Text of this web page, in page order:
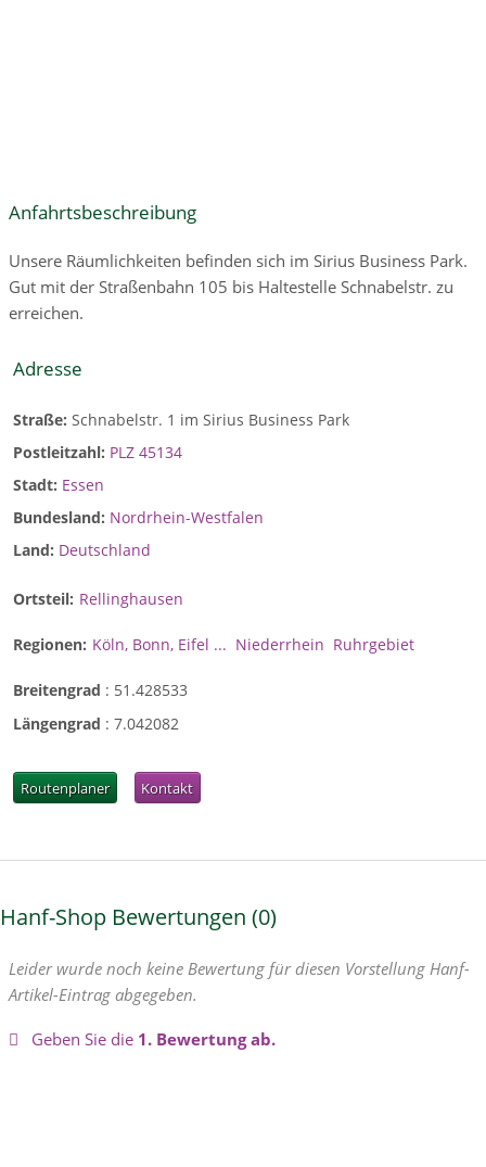
Anfahrtsbeschreibung
Unsere Räumlichkeiten befinden sich im Sirius Business Park.
Gut mit der Straßenbahn 105 bis Haltestelle Schnabelstr. zu
erreichen.
Adresse
Straße: Schnabelstr. 1 im Sirius Business Park
Postleitzahl: PLZ 45134
Stadt: Essen
Bundesland: Nordrhein-Westfalen
Land: Deutschland
Ortsteil: Rellinghausen
Regionen: Köln, Bonn, Eifel ... Niederrhein Ruhrgebiet
Breitengrad : 51.428533
Längengrad : 7.042082
Routenplaner Kontakt
Hanf-Shop Bewertungen 0
Leider wurde noch keine Bewertung für diesen Vorstellung Hanf-
Artikel-Eintrag abgegeben.
Geben Sie die 1. Bewertung ab.